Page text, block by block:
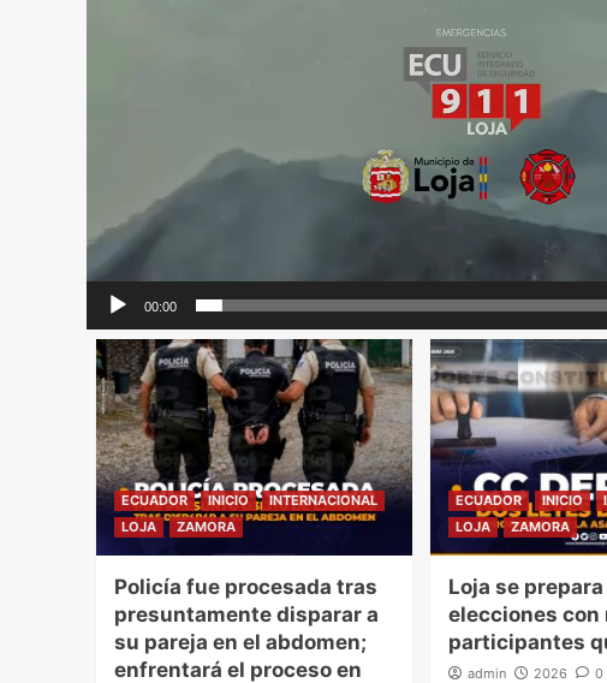
00:00
ECUADOR INICIO
INTERNACIONAL
LOJA
ZAMORA
Policía fue procesada tras
presuntamente disparar a
su pareja en el abdomen;
enfrentará el proceso en
ECUADOR INICIO
LOJA
ZAMORA
Loja se
elecciones con
participantes
admin 2026 0